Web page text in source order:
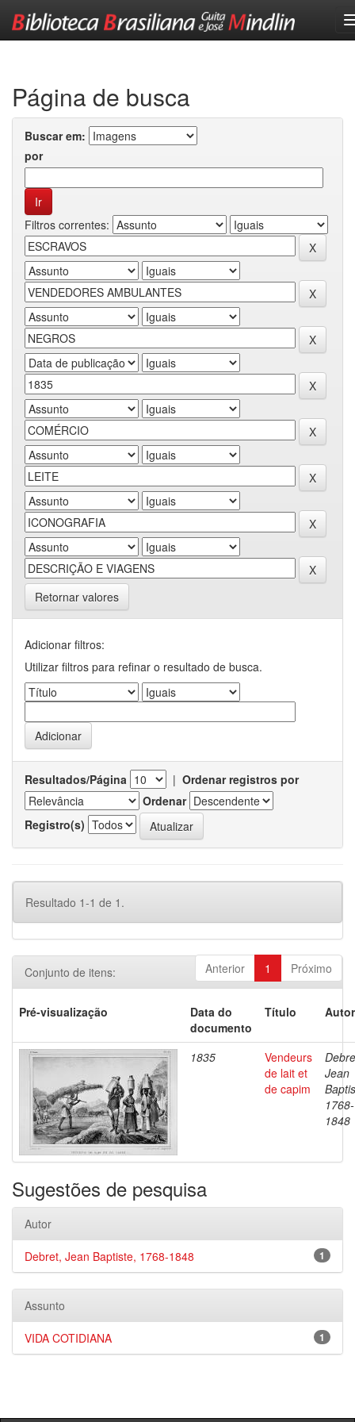
Página de busca
Buscar em:
por
Filtros correntes:
Retornar valores
Adicionar filtros:
Utilizar filtros para refinar o resultado de busca.
Resultados/Página | Ordenar registros por
Ordenar
Registro(s)
Resultado 1-1 de 1.
Anterior 1 Próximo
Conjunto de itens:
Pré-visualização
Data do
documento
Título
1835
Vendeurs
de lait et
de capim
Jean
1768-
1848
Sugestões de pesquisa
Autor
1
Debret, Jean Baptiste, 1768-1848
Assunto
1
VIDA COTIDIANA